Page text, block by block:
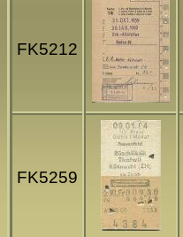
FK5212
FK5259